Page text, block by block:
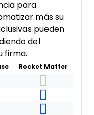
para
más su
pueden
del
firma.
Rocket Matter